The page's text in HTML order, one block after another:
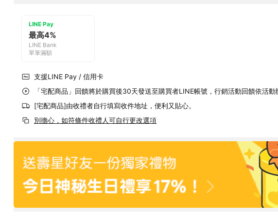
LINE Pay
最高4%
LINE Bank
單筆滿額
支援LINE Pay / 信用卡
「宅配商品」回饋將於購買後30天發送至購買者LINE帳號，行銷活動回饋依活動
[宅配商品]由收禮者自行填寫收件地址，便利又貼心。
別擔心，如符條件收禮人可自行更改選項